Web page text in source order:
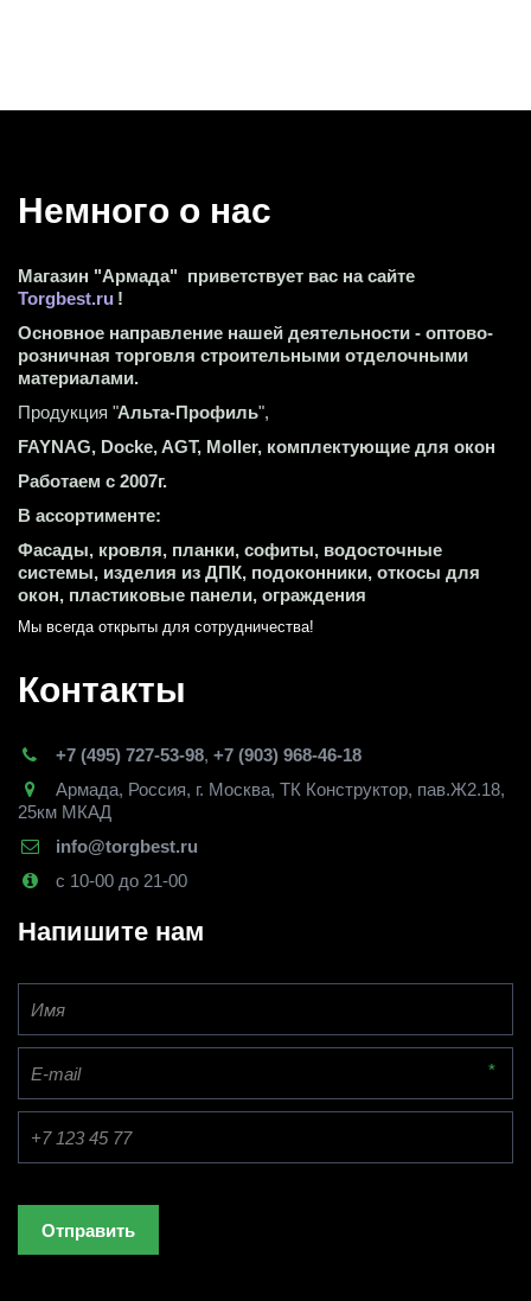
Немного о нас
Магазин "Армада"  приветствует вас на сайте
Torgbest.ru !
Основное направление нашей деятельности - оптово-
розничная торговля строительными отделочными
материалами.
Продукция "Альта-Профиль",
FAYNAG, Docke, AGT, Moller, комплектующие для окон
Работаем с 2007г.
В ассортименте:
Фасады, кровля, планки, софиты, водосточные
системы, изделия из ДПК, подоконники, откосы для
окон, пластиковые панели, ограждения
Мы всегда открыты для сотрудничества!
Контакты
+7 (495) 727-53-98, +7 (903) 968-46-18
Армада, Россия, г. Москва, ТК Конструктор, пав.Ж2.18,
25км МКАД
info@torgbest.ru
с 10-00 до 21-00
Напишите нам
*
Отправить